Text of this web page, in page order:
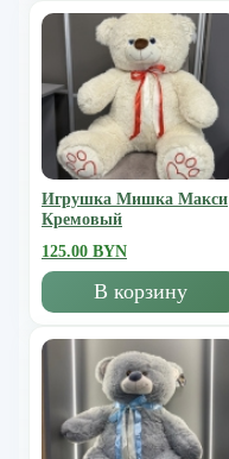
Игрушка Мишка Mакси
Кремовый
125.00 BYN
В корзину